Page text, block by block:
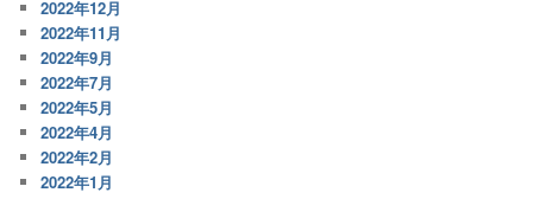
2022年12月
2022年11月
2022年9月
2022年7月
2022年5月
2022年4月
2022年2月
2022年1月